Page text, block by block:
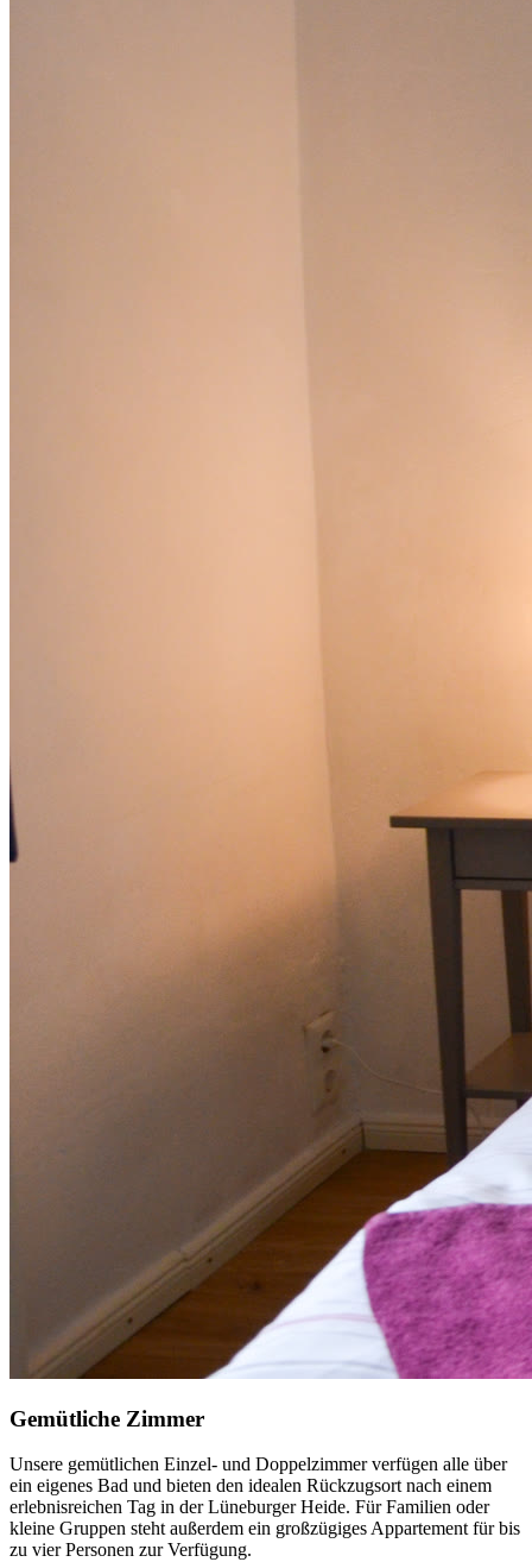
Gemütliche Zimmer
Unsere gemütlichen Einzel- und Doppelzimmer verfügen alle über
ein eigenes Bad und bieten den idealen Rückzugsort nach einem
erlebnisreichen Tag in der Lüneburger Heide. Für Familien oder
kleine Gruppen steht außerdem ein großzügiges Appartement für bis
zu vier Personen zur Verfügung.